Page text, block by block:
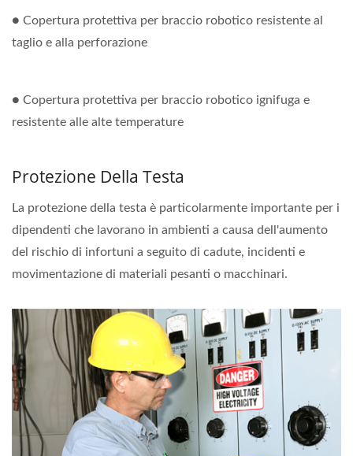
● Copertura protettiva per braccio robotico resistente al
taglio e alla perforazione
● Copertura protettiva per braccio robotico ignifuga e
resistente alle alte temperature
Protezione Della Testa
La protezione della testa è particolarmente importante per i
dipendenti che lavorano in ambienti a causa dell'aumento
del rischio di infortuni a seguito di cadute, incidenti e
movimentazione di materiali pesanti o macchinari.